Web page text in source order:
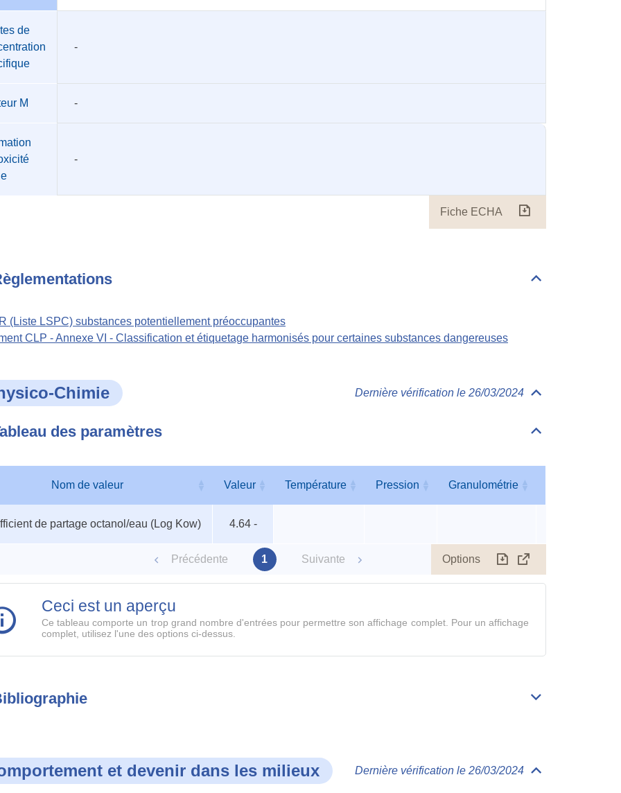
de
-
M -
-
Fiche ECHA
ECHA
Déplier/replier
(Liste LSPC) substances potentiellement préoccupantes
CLP - Annexe VI - Classification et étiquetage harmonisés pour certaines substances dangereuses
Chimie Dernière vérification le 26/03/2024
Déplier/replier
des paramètres
Déplier/replier
Nom de valeur Valeur Température Pression Granulométrie
de partage octanol/eau (Log Kow)
4.64 -
Précédente 1 Suivante Options Télécharger
le
Ceci est un aperçu
Ce tableau comporte un trop grand nombre d'entrées pour permettre son affichage complet. Pour un affichage
complet, utilisez l'une des options ci-dessus.
Déplier/replier
et devenir dans les milieux Dernière vérification le 26/03/2024
Déplier/replier